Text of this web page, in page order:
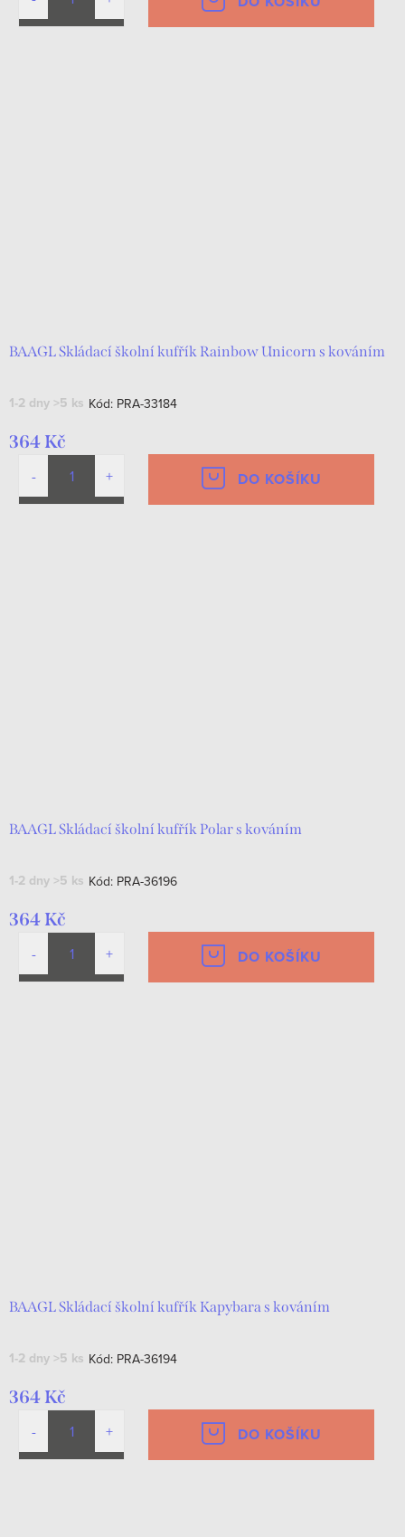
BAAGL Skládací školní kufřík Rainbow Unicorn s kováním
1-2 dny >5 ks Kód: PRA-33184
364 Kč
DO KOŠÍKU
BAAGL Skládací školní kufřík Polar s kováním
1-2 dny >5 ks Kód: PRA-36196
364 Kč
DO KOŠÍKU
BAAGL Skládací školní kufřík Kapybara s kováním
1-2 dny >5 ks Kód: PRA-36194
364 Kč
DO KOŠÍKU